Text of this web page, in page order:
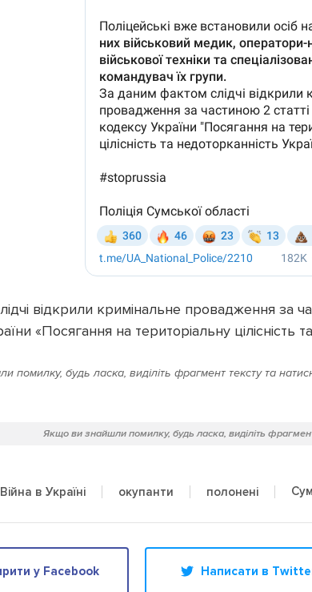
відкрили кримінальне провадження за
«Посягання на територіальну цілісність
помилку, будь ласка, виділіть фрагмент тексту та
Якщо ви знайшли помилку, будь ласка, виділіть фрагмент
Війна в Україні окупанти полонені
у Facebook Написати в